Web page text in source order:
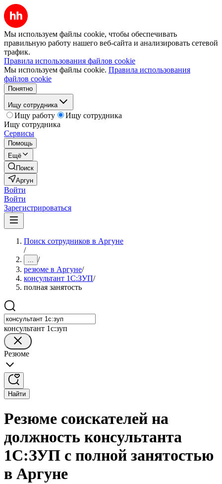
Мы используем файлы cookie, чтобы обеспечивать
правильную работу нашего веб-сайта и анализировать сетевой
трафик.
Правила использования файлов cookie
Мы используем файлы cookie. Правила использования
файлов cookie
Понятно
Ищу сотрудника
Ищу работу
Ищу сотрудника
Ищу сотрудника
Сервисы
Помощь
Ещё
Поиск
Аргун
Войти
Войти
Зарегистрироваться
Поиск сотрудников в Аргуне
/
... /
резюме в Аргуне/
консультант 1С:ЗУП/
полная занятость
консультант 1с:зуп
Резюме
Найти
Резюме соискателей на
должность консультанта
1С:ЗУП с полной занятостью
в Аргуне